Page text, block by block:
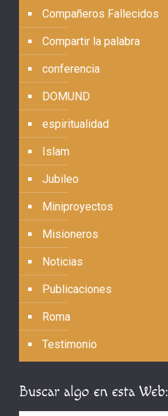
Compañeros Fallecidos
Compartir la palabra
conferencia
DOMUND
espiritualidad
Islam
Jubileo
Miniproyectos
Misioneros
Noticias
Publicaciones
Roma
Testimonio
Buscar algo en esta Web: